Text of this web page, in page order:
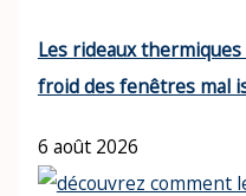
Les rideaux
froid des fenêtres mal
6 août 2026